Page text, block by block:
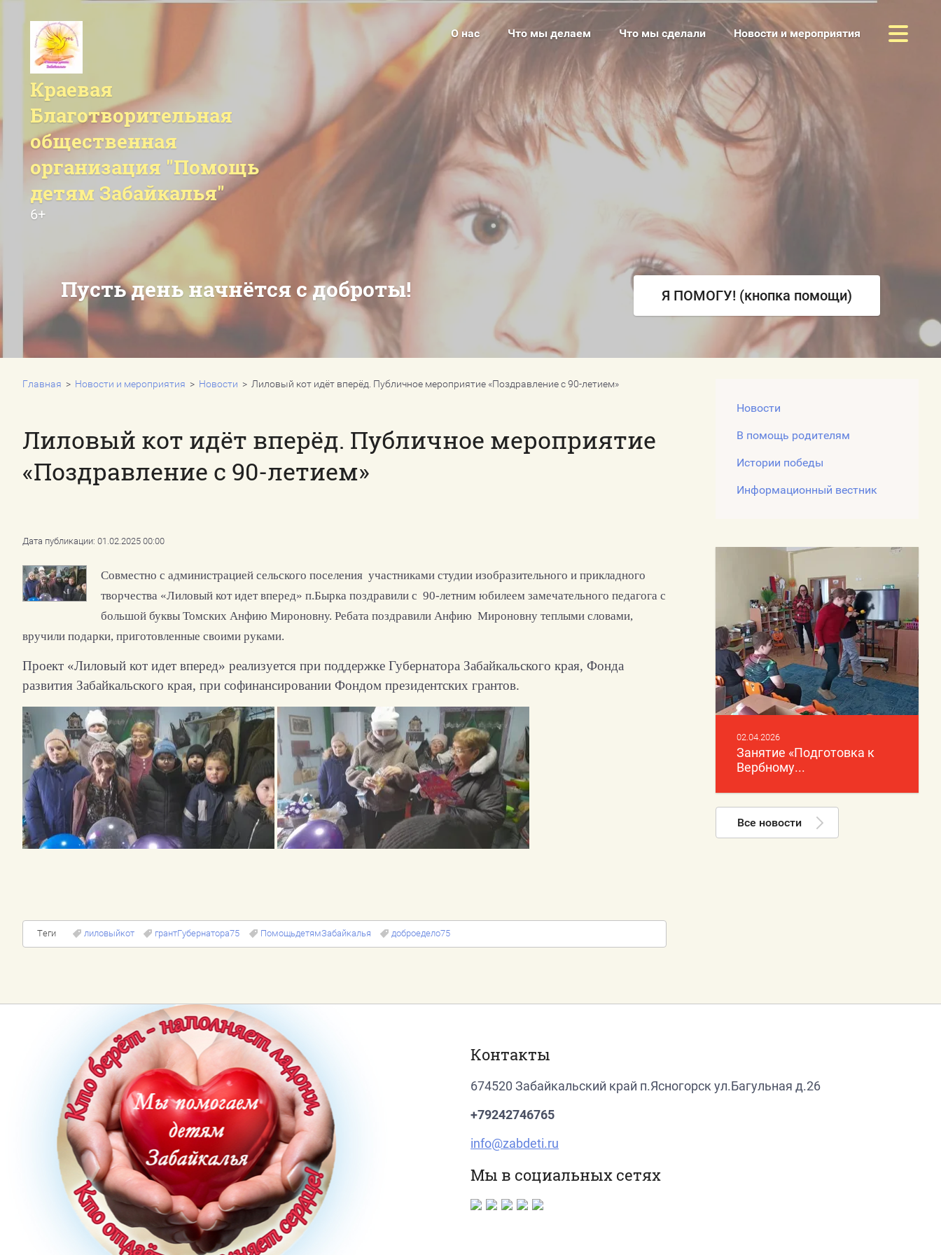
О нас
Наша миссия
Наша история
Наши документы
Нас поддерживают
Наши награды
Отчеты
Наши реквизиты и контакты
Что мы делаем
Проекты
Социальные услуги
Акции
Финансовая поддержка детей
Что мы сделали
Движение добровольцев "Помощь
детям Забайкалья" 2013-2017гг.
Мы вместе с вами помогли в 2018г.
Новости и мероприятия
В помощь родителям
Информационный вестник
Как помочь?
Напишите нам
Карта сайта
Политика конфиденциальности
персональных данных
Правила использования
материалов, размещенных на сайте
Краевая
Благотворительная
общественная
организация "Помощь
детям Забайкалья"
6+
О нас Что мы делаем Что мы сделали Новости и мероприятия
Пусть день начнётся с доброты! Я ПОМОГУ! (кнопка помощи)
Главная
  >
Новости и мероприятия
  >
Новости
  >  Лиловый кот идёт вперёд. Публичное мероприятие «Поздравление с 90-летием»
Лиловый кот идёт вперёд. Публичное мероприятие
«Поздравление с 90-летием»
Дата публикации: 01.02.2025 00:00
Совместно с администрацией сельского поселения участниками студии изобразительного и прикладного
творчества «Лиловый кот идет вперед» п.Бырка поздравили с 90-летним юбилеем замечательного педагога с
большой буквы Томских Анфию Мироновну. Ребата поздравили Анфию Мироновну теплыми словами,
вручили подарки, приготовленные своими руками.
Проект «Лиловый кот идет вперед» реализуется при поддержке Губернатора Забайкальского края, Фонда
развития Забайкальского края, при софинансировании Фондом президентских грантов.
Теги лиловыйкот грантГубернатора75 ПомощьдетямЗабайкалья доброедело75
Новости
В помощь родителям
Истории победы
Информационный вестник
02.04.2026
Занятие «Подготовка к
Вербному...
Все новости
Контакты
674520 Забайкальский край п.Ясногорск ул.Багульная д.26
+79242746765
info@zabdeti.ru
Мы в социальных сетях